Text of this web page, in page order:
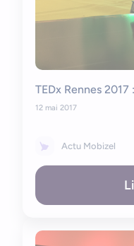
TEDx Rennes
12 mai 2017
Actu Mobizel